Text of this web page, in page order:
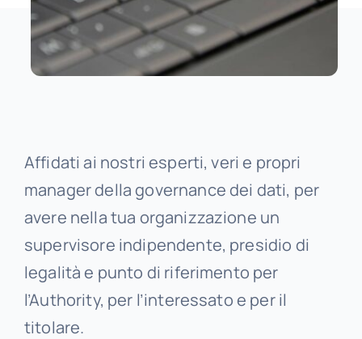
Affidati ai nostri esperti, veri e propri
manager della governance dei dati, per
avere nella tua organizzazione un
supervisore indipendente, presidio di
legalità e punto di riferimento per
l’Authority, per l’interessato e per il
titolare.